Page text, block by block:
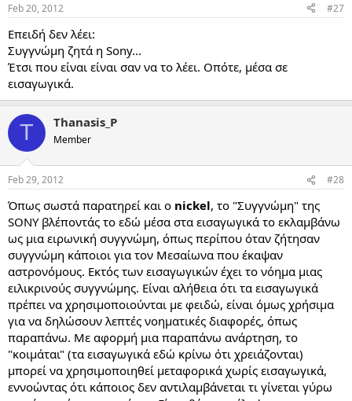
Feb 20, 2012 #27
Επειδή δεν λέει:
Συγγνώμη ζητά η Sony...
Έτσι που είναι είναι σαν να το λέει. Οπότε, μέσα σε
εισαγωγικά.
T Thanasis_P
Member
Feb 29, 2012 #28
Όπως σωστά παρατηρεί και ο nickel, το "Συγγνώμη" της
SONY βλέποντάς το εδώ μέσα στα εισαγωγικά το εκλαμβάνω
ως μια ειρωνική συγγνώμη, όπως περίπου όταν ζήτησαν
συγγνώμη κάποιοι για τον Μεσαίωνα που έκαψαν
αστρονόμους. Εκτός των εισαγωγικών έχει το νόημα μιας
ειλικρινούς συγγνώμης. Είναι αλήθεια ότι τα εισαγωγικά
πρέπει να χρησιμοποιούνται με φειδώ, είναι όμως χρήσιμα
για να δηλώσουν λεπτές νοηματικές διαφορές, όπως
παραπάνω. Με αφορμή μια παραπάνω ανάρτηση, το
"κοιμάται" (τα εισαγωγικά εδώ κρίνω ότι χρειάζονται)
μπορεί να χρησιμοποιηθεί μεταφορικά χωρίς εισαγωγικά,
εννοώντας ότι κάποιος δεν αντιλαμβάνεται τι γίνεται γύρω